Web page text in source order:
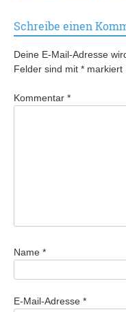
Schreibe einen
Deine E-Mail-Adresse
Felder sind mit * markiert
Kommentar *
Name *
E-Mail-Adresse *